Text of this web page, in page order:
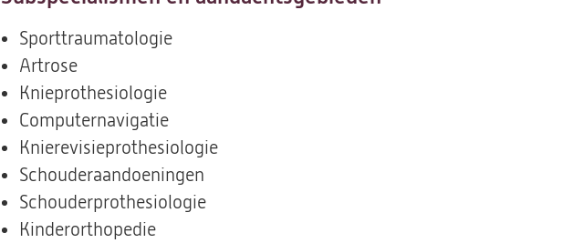
Sporttraumatologie
Artrose
Knieprothesiologie
Computernavigatie
Knierevisieprothesiologie
Schouderaandoeningen
Schouderprothesiologie
Kinderorthopedie